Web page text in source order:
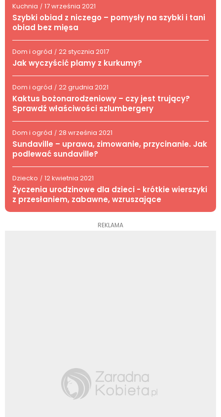
Kuchnia / 17 września 2021
Szybki obiad z niczego – pomysły na szybki i tani
obiad bez mięsa
Dom i ogród / 22 stycznia 2017
Jak wyczyścić plamy z kurkumy?
Dom i ogród / 22 grudnia 2021
Kaktus bożonarodzeniowy – czy jest trujący?
Sprawdź właściwości szlumbergery
Dom i ogród / 28 września 2021
Sundaville – uprawa, zimowanie, przycinanie. Jak
podlewać sundaville?
Dziecko / 12 kwietnia 2021
Życzenia urodzinowe dla dzieci - krótkie wierszyki
z przesłaniem, zabawne, wzruszające
REKLAMA